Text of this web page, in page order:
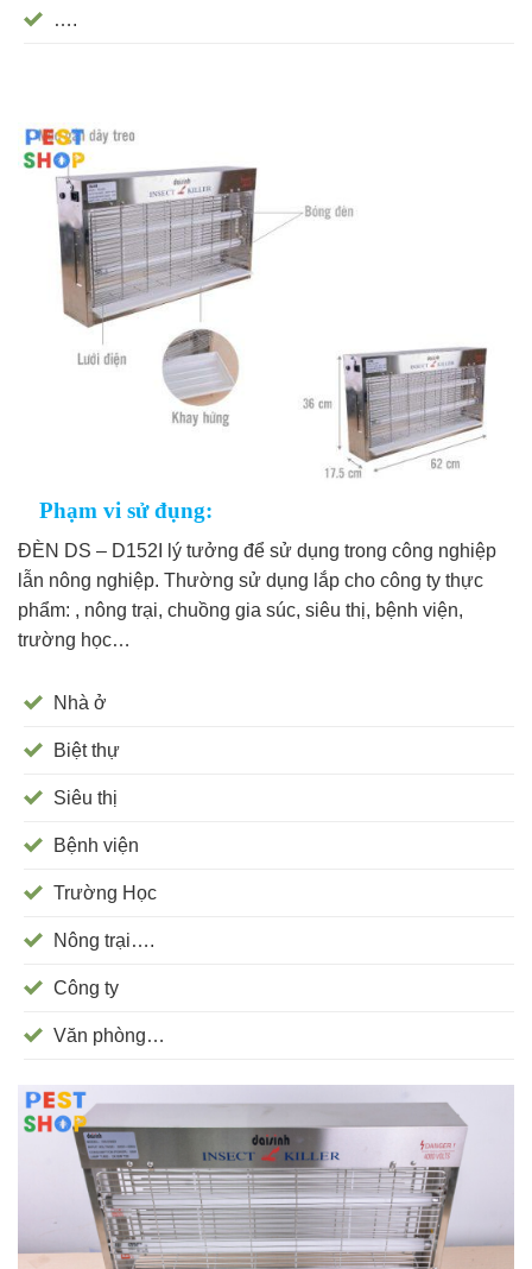
….
Phạm vi sử đụng:
ĐÈN DS – D152I lý tưởng để sử dụng trong công nghiệp
lẫn nông nghiệp. Thường sử dụng lắp cho công ty thực
phẩm: , nông trại, chuồng gia súc, siêu thị, bệnh viện,
trường học…
Nhà ở
Biệt thự
Siêu thị
Bệnh viện
Trường Học
Nông trại….
Công ty
Văn phòng…